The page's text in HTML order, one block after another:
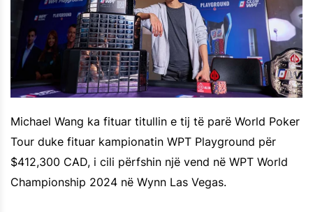
Michael Wang ka fituar titullin e tij të parë World Poker
Tour duke fituar kampionatin WPT Playground për
$412,300 CAD, i cili përfshin një vend në WPT World
Championship 2024 në Wynn Las Vegas.